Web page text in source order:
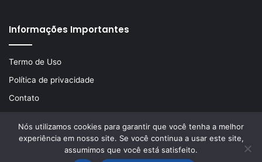
Informações Importantes
Termo de Uso
Política de privacidade
Contato
© Copyright 2026, Todos os direitos reservados | Desenvolvido
Nós utilizamos cookies para garantir que você tenha a melhor
experiência em nosso site. Se você continua a usar este site,
assumimos que você está satisfeito.